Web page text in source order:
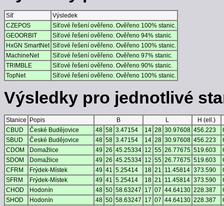
Síť
Výsledek
CZEPOS
Síťové řešení ověřeno. Ověřeno 100% stanic.
GEOORBIT
Síťové řešení ověřeno. Ověřeno 94% stanic.
HxGN SmartNet Síťové řešení ověřeno. Ověřeno 100% stanic.
MachineNet
Síťové řešení ověřeno. Ověřeno 97% stanic.
TRIMBLE
Síťové řešení ověřeno. Ověřeno 90% stanic.
TopNet
Síťové řešení ověřeno. Ověřeno 100% stanic.
Výsledky pro jednotlivé
Stanice Popis B L
H (ell.)
CBUD
České Budějovice 48 58 3.47154 14 28 30.97608 456.223
SBUD
České Budějovice 48 58 3.47154 14 28 30.97608 456.223
CDOM
Domažlice 49 26 45.25334 12 55 26.77675 519.603
SDOM
Domažlice 49 26 45.25334 12 55 26.77675 519.603
CFRM
Frýdek-Místek 49 41 5.25414 18 21 11.45814 373.590
SFRM
Frýdek-Místek 49 41 5.25414 18 21 11.45814 373.590
CHOD
Hodonín 48 50 58.63247 17 07 44.64130 228.387
SHOD
Hodonín 48 50 58.63247 17 07 44.64130 228.387